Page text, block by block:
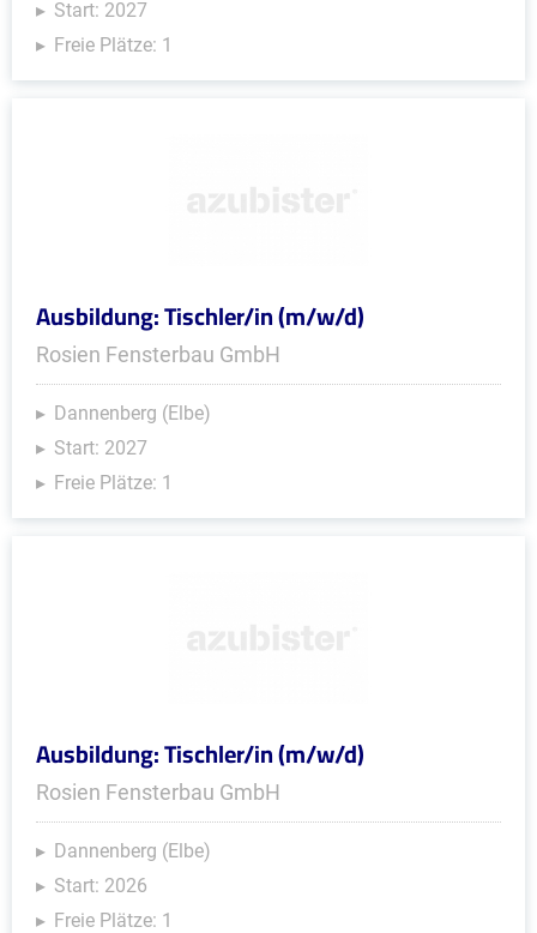
Start: 2027
Freie Plätze: 1
Ausbildung: Tischler/in (m/w/d)
Rosien Fensterbau GmbH
Dannenberg (Elbe)
Start: 2027
Freie Plätze: 1
Ausbildung: Tischler/in (m/w/d)
Rosien Fensterbau GmbH
Dannenberg (Elbe)
Start: 2026
Freie Plätze: 1